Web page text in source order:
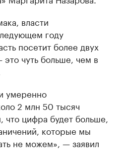
власти
году
посетит более двух
чуть больше, чем в
умеренно
2 млн 50 тысяч
цифра будет больше,
которые мы
не можем», — заявил